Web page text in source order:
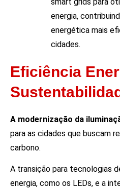
energia,
energética mais
cidades.
Eficiência
A modernização da
para as cidades que buscam
carbono.
A transição para tecnologias
energia, como os LEDs, e a